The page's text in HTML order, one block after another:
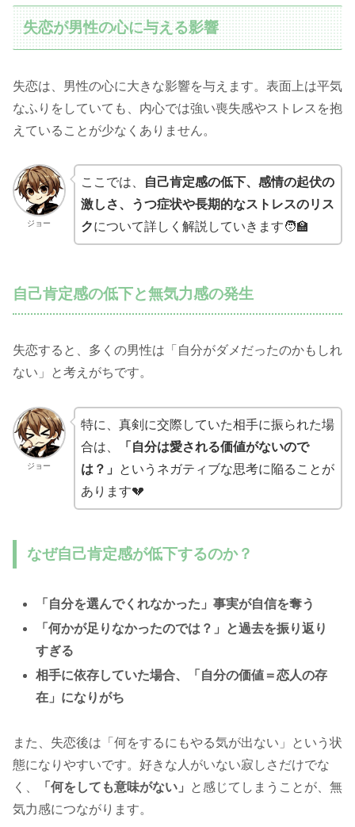
失恋が男性の心に与える影響
失恋は、男性の心に大きな影響を与えます。表面上は平気
なふりをしていても、内心では強い喪失感やストレスを抱
えていることが少なくありません。
ジョー
ここでは、
自己肯定感の低下、感情の起伏の
激しさ、うつ症状や長期的なストレスのリス
クについて詳しく解説していきます🧑‍🏫
自己肯定感の低下と無気力感の発生
失恋すると、多くの男性は「自分がダメだったのかもしれ
ない」と考えがちです。
ジョー
特に、真剣に交際していた相手に振られた場
合は、
「自分は愛される価値がないので
は？」
というネガティブな思考に陥ることが
あります💔
なぜ自己肯定感が低下するのか？
「自分を選んでくれなかった」事実が自信を奪う
「何かが足りなかったのでは？」と過去を振り返り
すぎる
相手に依存していた場合、「自分の価値＝恋人の存
在」になりがち
また、失恋後は「何をするにもやる気が出ない」という状
態になりやすいです。好きな人がいない寂しさだけでな
く、
「何をしても意味がない」
と感じてしまうことが、無
気力感につながります。